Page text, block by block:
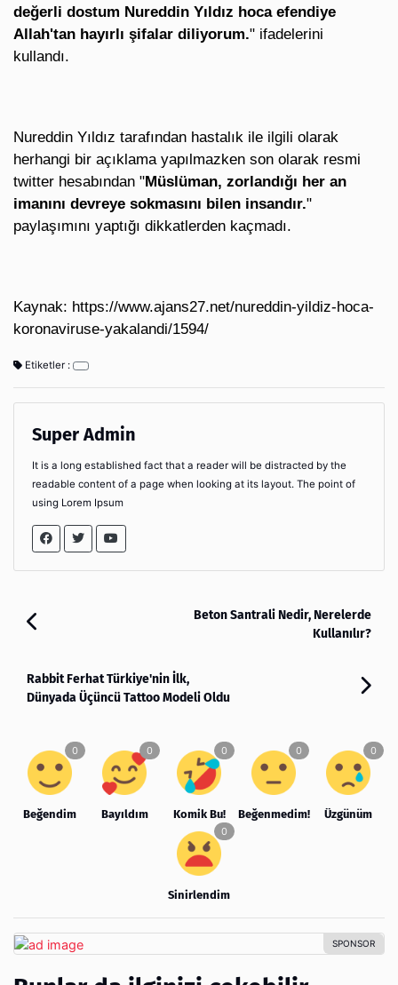
değerli dostum Nureddin Yıldız hoca efendiye
Allah'tan hayırlı şifalar diliyorum." ifadelerini
kullandı.
Nureddin Yıldız tarafından hastalık ile ilgili olarak
herhangi bir açıklama yapılmazken son olarak resmi
twitter hesabından "Müslüman, zorlandığı her an
imanını devreye sokmasını bilen insandır."
paylaşımını yaptığı dikkatlerden kaçmadı.
Kaynak: https://www.ajans27.net/nureddin-yildiz-hoca-
koronaviruse-yakalandi/1594/
Etiketler :
Super Admin
It is a long established fact that a reader will be distracted by the
readable content of a page when looking at its layout. The point of
using Lorem Ipsum
Beton Santrali Nedir, Nerelerde
Kullanılır?
Rabbit Ferhat Türkiye'nin İlk,
Dünyada Üçüncü Tattoo Modeli Oldu
Beğendim Bayıldım Komik Bu! Beğenmedim! Üzgünüm
Sinirlendim